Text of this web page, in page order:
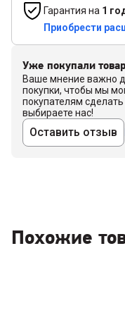
Гарантия на 1
Приобрести
Уже покупали
Ваше мнение важно
покупки, чтобы мы
покупателям
выбираете нас!
Оставить отзыв
Похожие